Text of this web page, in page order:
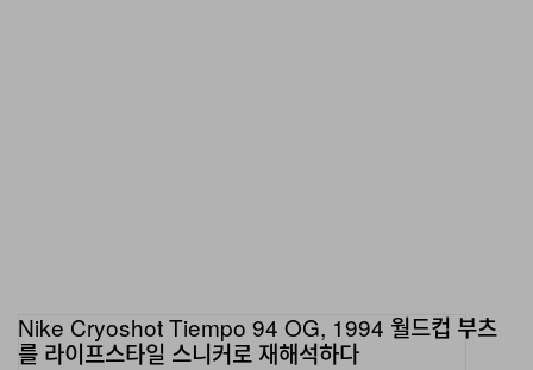
Nike Cryoshot Tiempo 94 OG, 1994 월드컵 부츠
를 라이프스타일 스니커로 재해석하다